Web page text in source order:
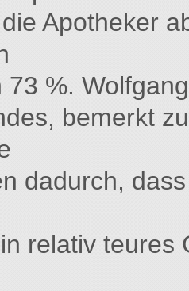
Apotheker
73 %.
bemerkt
dadurch,
relativ teures